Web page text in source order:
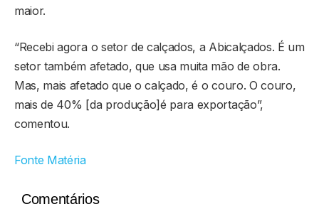
maior.
“Recebi agora o setor de calçados, a Abicalçados. É um
setor também afetado, que usa muita mão de obra.
Mas, mais afetado que o calçado, é o couro. O couro,
mais de 40% [da produção]é para exportação”,
comentou.
Fonte Matéria
Comentários